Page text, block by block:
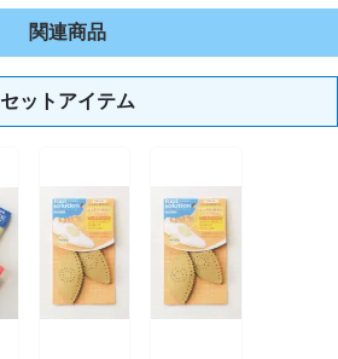
関連商品
セットアイテム